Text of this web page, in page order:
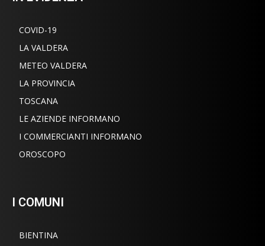
COVID-19
LA VALDERA
METEO VALDERA
LA PROVINCIA
TOSCANA
LE AZIENDE INFORMANO
I COMMERCIANTI INFORMANO
OROSCOPO
I COMUNI
BIENTINA